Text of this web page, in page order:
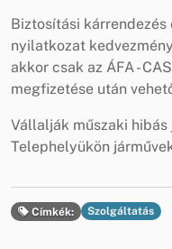
Biztosítási kárrendezés
nyilatkozat
akkor csak az ÁFA -
megfizetése után
Vállalják műszaki
Telephelyükön
Címkék: Szolgáltatás